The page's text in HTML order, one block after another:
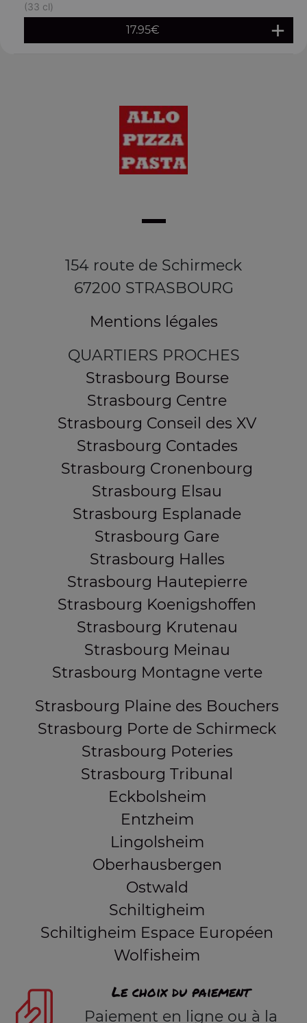
(33 cl)
17.95€
154 route de Schirmeck
67200 STRASBOURG
Mentions légales
QUARTIERS PROCHES
Strasbourg Bourse
Strasbourg Centre
Strasbourg Conseil des XV
Strasbourg Contades
Strasbourg Cronenbourg
Strasbourg Elsau
Strasbourg Esplanade
Strasbourg Gare
Strasbourg Halles
Strasbourg Hautepierre
Strasbourg Koenigshoffen
Strasbourg Krutenau
Strasbourg Meinau
Strasbourg Montagne verte
Strasbourg Plaine des Bouchers
Strasbourg Porte de Schirmeck
Strasbourg Poteries
Strasbourg Tribunal
Eckbolsheim
Entzheim
Lingolsheim
Oberhausbergen
Ostwald
Schiltigheim
Schiltigheim Espace Européen
Wolfisheim
Le choix du paiement
Paiement en ligne ou à la